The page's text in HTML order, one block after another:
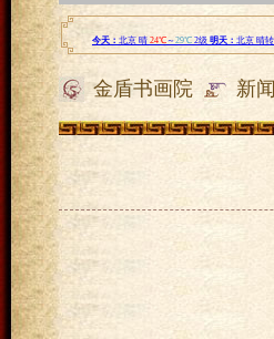
金盾书画院 新闻